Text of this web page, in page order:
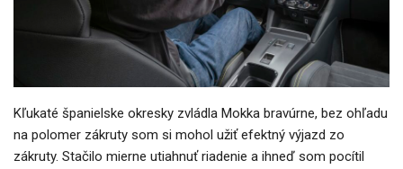
Kľukaté španielske okresky zvládla Mokka bravúrne, bez ohľadu
na polomer zákruty som si mohol užiť efektný výjazd zo
zákruty. Stačilo mierne utiahnuť riadenie a ihneď som pocítil